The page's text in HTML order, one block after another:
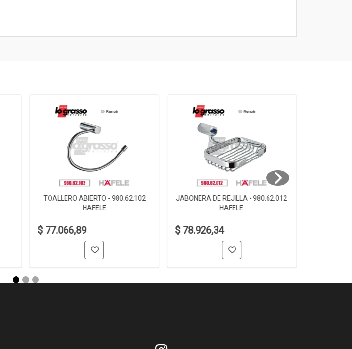
TOALLERO ABIERTO - 980.62.102
HAFELE
$ 77.066,89
JABONERA DE REJILLA - 980.62.012
HAFELE
$ 78.926,34